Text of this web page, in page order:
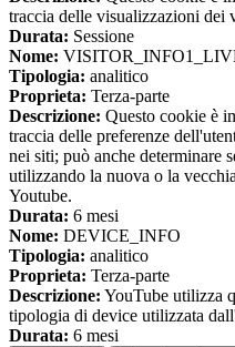
traccia delle visualizzazioni dei
Durata: Sessione
Nome:
Tipologia: analitico
Proprieta: Terza-parte
Descrizione: Questo cookie è
traccia delle preferenze
nei siti; può anche determinare
utilizzando la nuova o la
Youtube.
Durata: 6 mesi
Nome: DEVICE_INFO
Tipologia: analitico
Proprieta: Terza-parte
Descrizione: YouTube utilizza
tipologia di device utilizzata
Durata: 6 mesi